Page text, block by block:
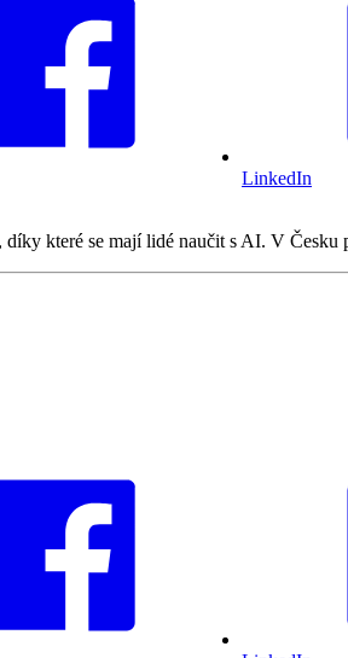
LinkedIn
které se mají lidé naučit s AI. V